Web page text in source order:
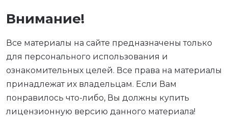
Внимание!
Все материалы на сайте предназначены только
для персонального использования и
ознакомительных целей. Все права на материалы
принадлежат их владельцам. Если Вам
понравилось что-либо, Вы должны купить
лицензионную версию данного материала!